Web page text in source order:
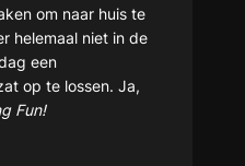
om naar huis te
helemaal niet in de
een
op te lossen. Ja,
Fun!